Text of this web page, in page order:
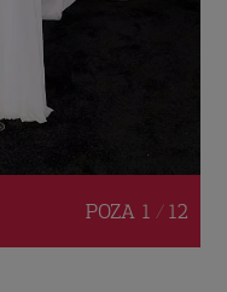
POZA 1 / 12